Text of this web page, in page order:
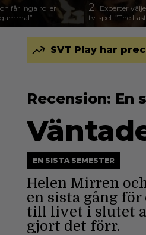
får inga roller
2. Experter
tv-spel: ”The
SVT Play har
Recension: En
EN SISTA SEMESTER
Helen Mirren
en sista gång
till livet i slutet
gjort det förr.